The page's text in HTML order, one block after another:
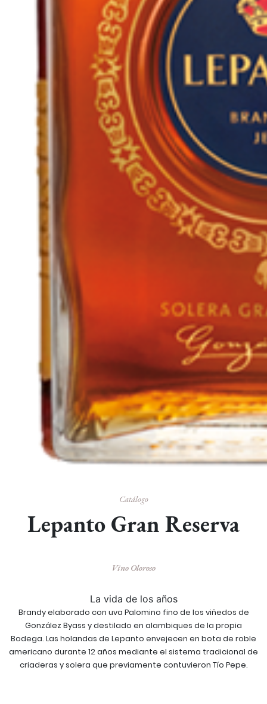
Catálogo
Lepanto Gran Reserva
Vino Oloroso
La vida de los años
Brandy elaborado con uva Palomino fino de los viñedos de
González Byass y destilado en alambiques de la propia
Bodega. Las holandas de Lepanto envejecen en bota de roble
americano durante 12 años mediante el sistema tradicional de
criaderas y solera que previamente contuvieron Tío Pepe.